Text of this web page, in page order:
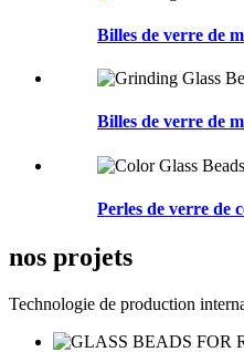
Billes de verre de
Billes de verre de
Perles de verre de
nos projets
Technologie de production